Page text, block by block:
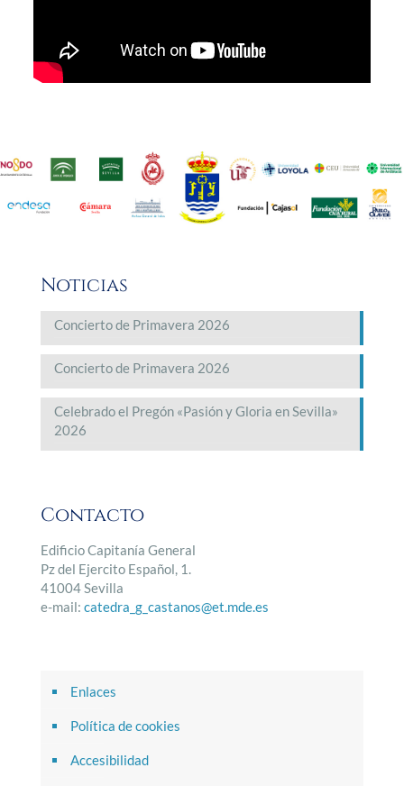
Noticias
Concierto de Primavera 2026
Concierto de Primavera 2026
Celebrado el Pregón «Pasión y Gloria en Sevilla»
2026
Contacto
Edificio Capitanía General
Pz del Ejercito Español, 1.
41004 Sevilla
e-mail: catedra_g_castanos@et.mde.es
Enlaces
Política de cookies
Accesibilidad